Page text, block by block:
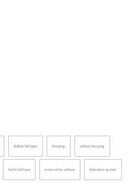
deelbaar bed kopen boxspring ombouw boxspring
houten bedframe emma matras ombouw bedombouw op maat